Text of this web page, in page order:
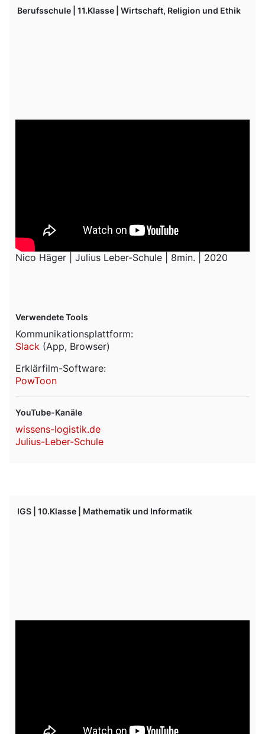
Berufsschule | 11.Klasse | Wirtschaft, Religion und Ethik
Nico Häger | Julius Leber-Schule | 8min. | 2020
Verwendete Tools
Kommunikationsplattform:
Slack (App, Browser)
Erklärfilm-Software:
PowToon
YouTube-Kanäle
wissens-logistik.de
Julius-Leber-Schule
IGS | 10.Klasse | Mathematik und Informatik